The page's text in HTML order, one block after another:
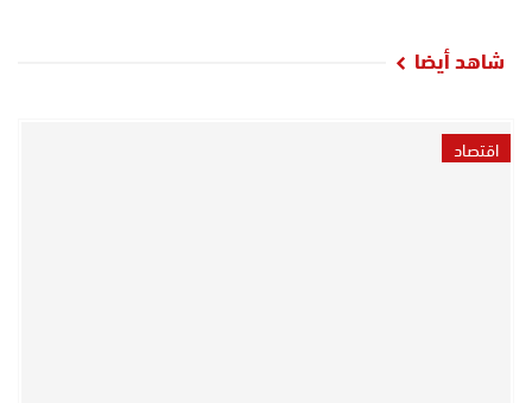
شاهد أيضا
اقتصاد